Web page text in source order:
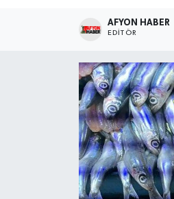
AFYON HABER
EDITÖR
Magazin